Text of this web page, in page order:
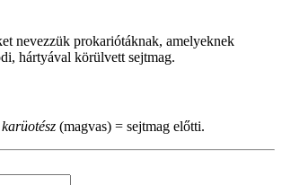
nevezzük prokariótáknak, amelyeknek
hártyával körülvett sejtmag.
karüotész (magvas) = sejtmag előtti.